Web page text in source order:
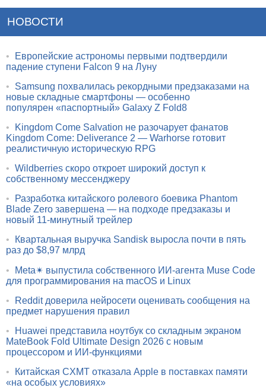
НОВОСТИ
•
Европейские астрономы первыми подтвердили
падение ступени Falcon 9 на Луну
•
Samsung похвалилась рекордными предзаказами на
новые складные смартфоны — особенно
популярен «паспортный» Galaxy Z Fold8
•
Kingdom Come Salvation не разочарует фанатов
Kingdom Come: Deliverance 2 — Warhorse готовит
реалистичную историческую RPG
• Wildberries скоро откроет широкий доступ к
собственному мессенджеру
•
Разработка китайского ролевого боевика Phantom
Blade Zero завершена — на подходе предзаказы и
новый 11-минутный трейлер
•
Квартальная выручка Sandisk выросла почти в пять
раз до $8,97 млрд
•
Meta✴ выпустила собственного ИИ-агента Muse Code
для программирования на macOS и Linux
•
Reddit доверила нейросети оценивать сообщения на
предмет нарушения правил
•
Huawei представила ноутбук со складным экраном
MateBook Fold Ultimate Design 2026 с новым
процессором и ИИ-функциями
•
Китайская CXMT отказала Apple в поставках памяти
«на особых условиях»